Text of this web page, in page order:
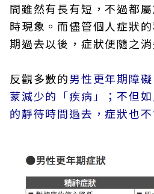
間雖然有長有短，不過都
時現象。而儘管個人症狀
期過去以後，症狀便隨之消
反觀多數的男性更年期障
蒙減少的「疾病」；不但
的靜待時間過去，症狀也